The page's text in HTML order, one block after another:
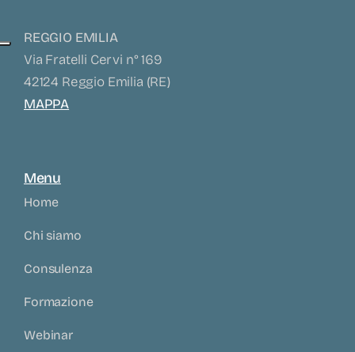
REGGIO EMILIA
Via Fratelli Cervi n° 169
42124 Reggio Emilia (RE)
MAPPA
Menu
Home
Chi siamo
Consulenza
Formazione
Webinar